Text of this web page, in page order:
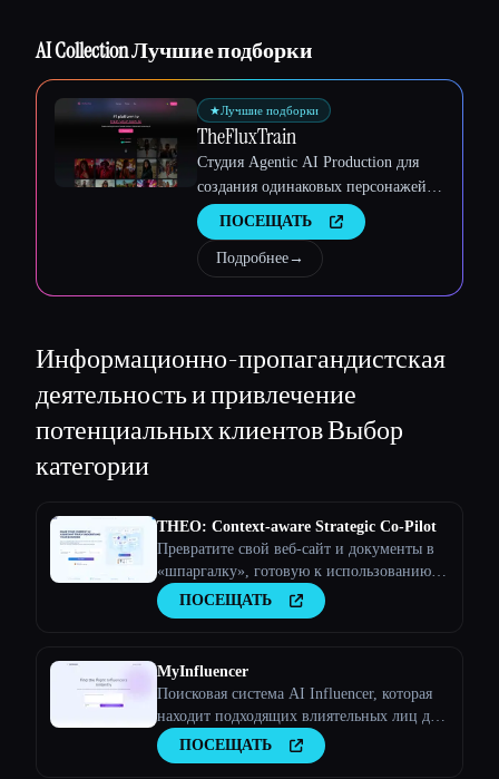
AI Collection Лучшие подборки
★Лучшие подборки
TheFluxTrain
Студия Agentic AI Production для
создания одинаковых персонажей,
рабочих процессов и видео
ПОСЕЩАТЬ
Подробнее→
Информационно-пропагандистская
деятельность и привлечение
потенциальных клиентовВыбор
категории
THEO: Context-aware Strategic Co-Pilot
Превратите свой веб-сайт и документы в
«шпаргалку», готовую к использованию
искусственного интеллекта, и ваш
помощник по искусственному интеллекту
ПОСЕЩАТЬ
MyInfluencer
Поисковая система AI Influencer, которая
находит подходящих влиятельных лиц для
любого бизнеса
ПОСЕЩАТЬ